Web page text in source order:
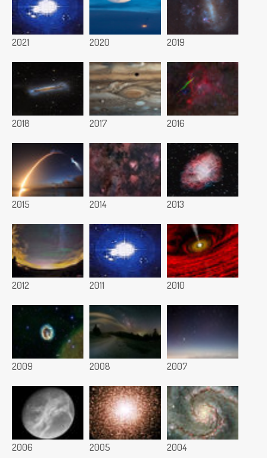
2021 2020 2019
2018 2017 2016
2015 2014 2013
2012 2011 2010
2009 2008 2007
2006 2005 2004